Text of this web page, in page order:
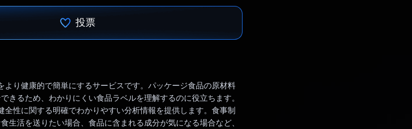
投票
より健康的で簡単にするサービスです。パッケージ食品の原材料
きるため、わかりにくい食品ラベルを理解するのに役立ちます。
全性に関する明確でわかりやすい分析情報を提供します。食事制
生活を送りたい場合、食品に含まれる成分が気になる場合など、